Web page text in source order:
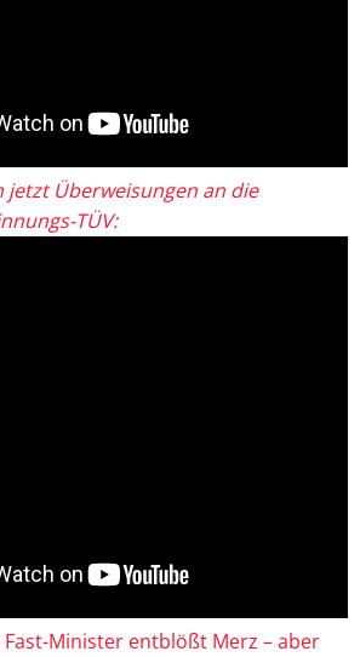
jetzt Überweisungen an die
TÜV:
Minister entblößt Merz – aber